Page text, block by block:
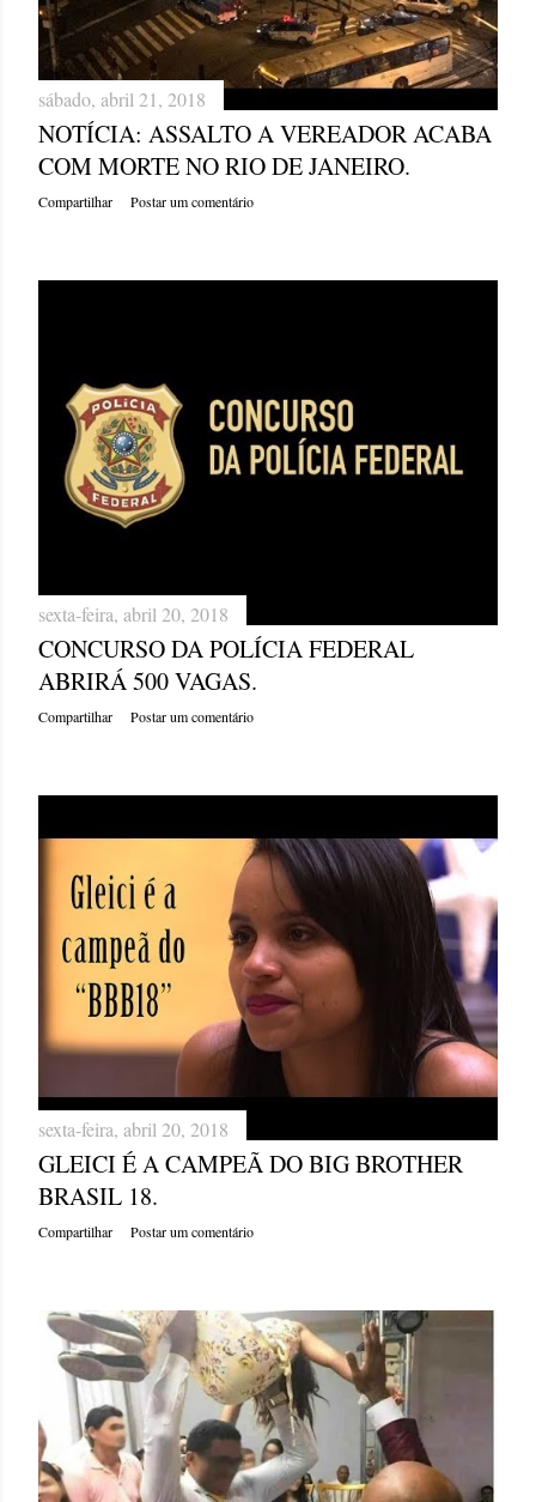
sábado, abril 21, 2018
NOTÍCIA: ASSALTO A VEREADOR ACABA
COM MORTE NO RIO DE JANEIRO.
Compartilhar Postar um comentário
sexta-feira, abril 20, 2018
CONCURSO DA POLÍCIA FEDERAL
ABRIRÁ 500 VAGAS.
Compartilhar Postar um comentário
sexta-feira, abril 20, 2018
GLEICI É A CAMPEÃ DO BIG BROTHER
BRASIL 18.
Compartilhar Postar um comentário